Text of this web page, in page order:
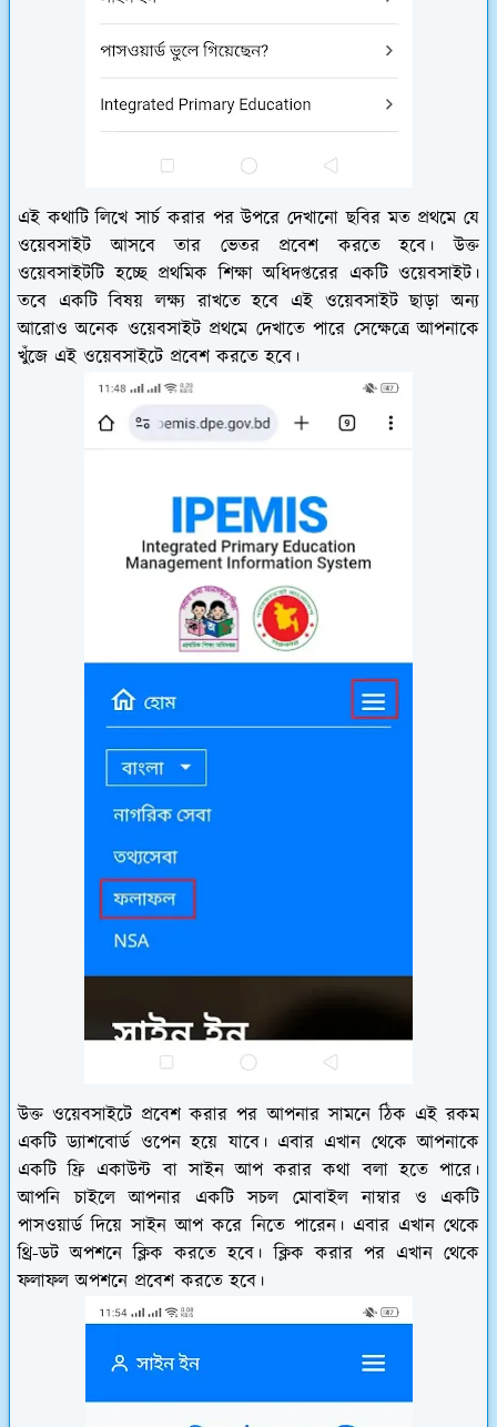
এই কথাটি লিখে সার্চ করার পর উপরে দেখানো ছবির মত প্রথমে যে
ওয়েবসাইট আসবে তার ভেতর প্রবেশ করতে হবে। উক্ত
ওয়েবসাইটটি হচ্ছে প্রথমিক শিক্ষা অধিদপ্তরের একটি ওয়েবসাইট।
তবে একটি বিষয় লক্ষ্য রাখতে হবে এই ওয়েবসাইট ছাড়া অন্য
আরোও অনেক ওয়েবসাইট প্রথমে দেখাতে পারে সেক্ষেত্রে আপনাকে
খুঁজে এই ওয়েবসাইটে প্রবেশ করতে হবে।
উক্ত ওয়েবসাইটে প্রবেশ করার পর আপনার সামনে ঠিক এই রকম
একটি ড্যাশবোর্ড ওপেন হয়ে যাবে। এবার এখান থেকে আপনাকে
একটি ফ্রি একাউন্ট বা সাইন আপ করার কথা বলা হতে পারে।
আপনি চাইলে আপনার একটি সচল মোবাইল নাম্বার ও একটি
পাসওয়ার্ড দিয়ে সাইন আপ করে নিতে পারেন। এবার এখান থেকে
থ্রি-ডট অপশনে ক্লিক করতে হবে। ক্লিক করার পর এখান থেকে
ফলাফল অপশনে প্রবেশ করতে হবে।